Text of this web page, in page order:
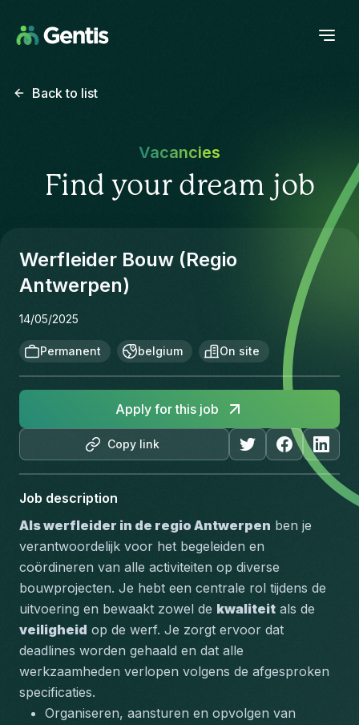
Back to list
Vacancies
Find your dream job
Werfleider Bouw (Regio
Antwerpen)
14/05/2025
Permanent belgium On site
Copy link
Apply for this job
Job description
Als werfleider in de regio Antwerpen ben je
verantwoordelijk voor het begeleiden en
coördineren van alle activiteiten op diverse
bouwprojecten. Je hebt een centrale rol tijdens de
uitvoering en bewaakt zowel de kwaliteit
veiligheid op de werf. Je zorgt ervoor dat
deadlines worden gehaald en dat alle
werkzaamheden verlopen volgens de afgesproken
specificaties.
Organiseren, aansturen en opvolgen van